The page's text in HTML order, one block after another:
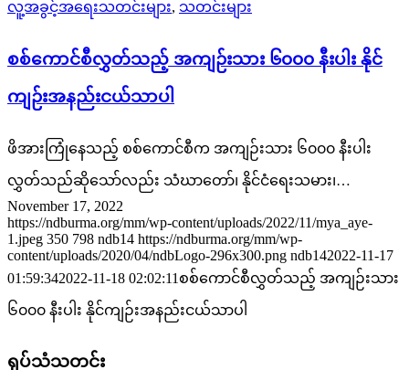
လူ့အခွင့်အရေးသတင်းများ, သတင်းများ
စစ်ကောင်စီလွှတ်သည့် အကျဉ်းသား ၆၀၀၀ နီးပါး နိုင်
ကျဉ်းအနည်းငယ်သာပါ
ဖိအားကြုံနေသည့် စစ်ကောင်စီက အကျဉ်းသား ၆၀၀၀ နီးပါး
လွှတ်သည်ဆိုသော်လည်း သံဃာတော်၊ နိုင်ငံရေးသမား၊…
November 17, 2022
https://ndburma.org/mm/wp-content/uploads/2022/11/mya_aye-
1.jpeg 350 798 ndb14 https://ndburma.org/mm/wp-
content/uploads/2020/04/ndbLogo-296x300.png ndb142022-11-17
01:59:342022-11-18 02:02:11စစ်ကောင်စီလွှတ်သည့် အကျဉ်းသား
၆၀၀၀ နီးပါး နိုင်ကျဉ်းအနည်းငယ်သာပါ
ရုပ်သံသတင်း